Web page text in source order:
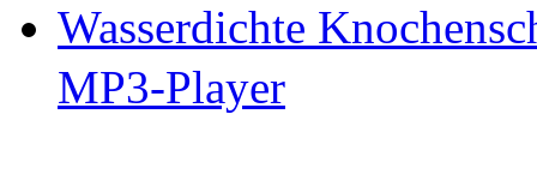
Wasserdichte
MP3-Player